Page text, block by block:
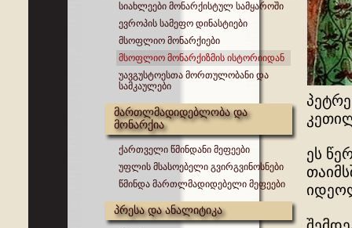
სიახლეები მონარქისტულ სამყაროში
ევროპის სამეფო დინასტიები
მსოფლიო მონარქიები
მსოფლიო მონარქიზმის ისტორიიდან
უავგუსტოესთა მორთულობანი და
სამკაულები
მართლმადიდებლობა და
მონარქია
ქართველი წმინდანი მეფეები
უფლის მსასოებელი გვირგვინოსნები
წმინდა მართლმადიდებელი მეფეები
პრესა და ანალიტიკა
ეს